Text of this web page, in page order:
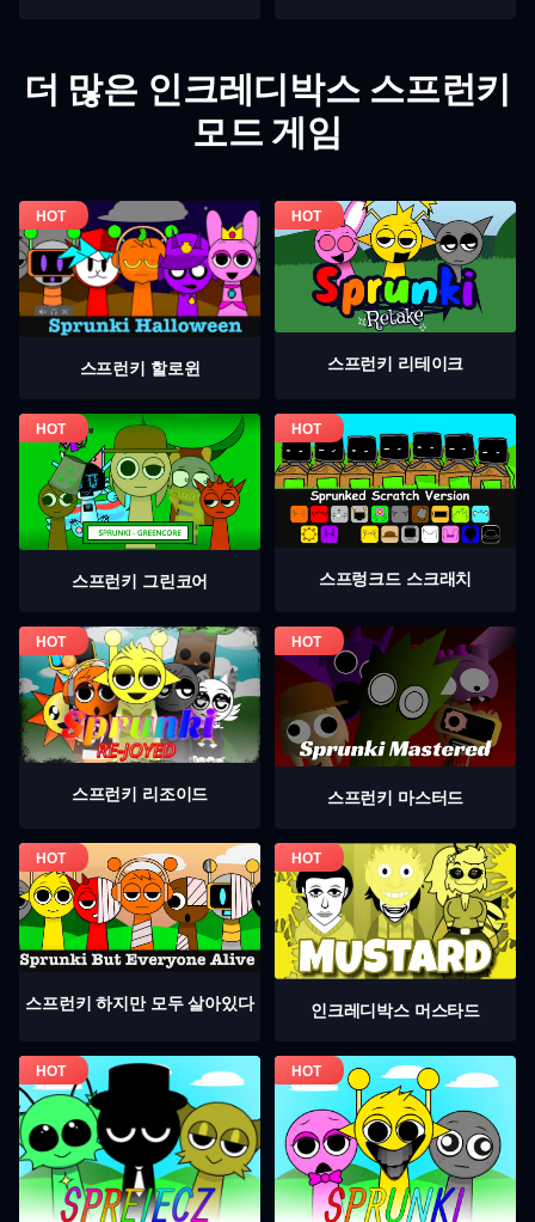
더 많은 인크레디박스 스프런키
모드 게임
스프런키 할로윈 스프런키 리테이크
스프런키 그린코어 스프렁크드 스크래치
스프런키 리조이드 스프런키 마스터드
스프런키 하지만 모두 살아있다 인크레디박스 머스타드